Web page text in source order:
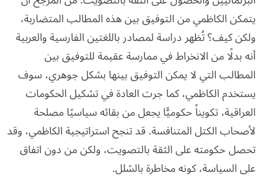
يتمكن الكاظمي من التوفيق بين هذه المطالب المتضاربة،
ولكن كيف؟ تُظهر دراسة لمصادر باللغتين الفارسية والعربية
أنه بدلًا من الانخراط في ممارسة عقيمة للتوفيق بين
المطالب التي لا يمكن التوفيق بينها بشكل جوهري، سوف
يستخدم الكاظمي، كما جرت العادة في تشكيل الحكومات
العراقية، تكويناً حكوميًّا يجعل من بقائه سياسيًا مصلحة
لأصحاب الكتل المتنافسة. قد تنجح استراتيجية الكاظمي، وقد
تحصل حكومته على الثقة بالتصويت، ولكن من دون اتفاق
على السياسة، كونه مخاطرة بالشلل.